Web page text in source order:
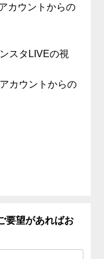
カウントからの
スタLIVEの視
カウントからの
要望があればお